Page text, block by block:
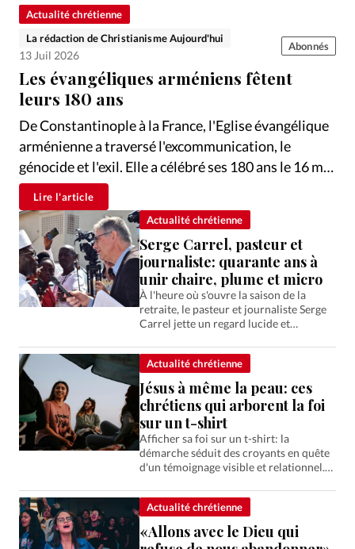
Devise:
CHF
RUBRIQUES
Tous les articles
Actualité chrétienne
Actualité internationale
Dossier
Eglises Foi Génération réveil
Monde
Opinions
Publireportage
Relations Aujourd'hui
Société
Tour du monde des Eglises
Trait d'Ixène
Vécu
Vie Intérieure
Actualité chrétienne
La rédaction de Christianisme Aujourd'hui
13 Juil 2026
Abonnés
Les évangéliques arméniens fêtent
leurs 180 ans
De Constantinople à la France, l'Eglise évangélique
arménienne a traversé l'excommunication, le
génocide et l'exil. Elle a célébré ses 180 ans le 16 mai
en région parisienne.
Lire l'article
Actualité chrétienne
Serge Carrel, pasteur et
journaliste: quarante ans à
unir chaire, plume et micro
À l'heure où s'ouvre la saison de la
retraite, le pasteur et journaliste Serge
Carrel jette un regard lucide et
d'engagements. Portrait.
Actualité chrétienne
Jésus à même la peau: ces
chrétiens qui arborent la foi
sur un t-shirt
Afficher sa foi sur un t-shirt: la
démarche séduit des croyants en quête
d'un témoignage visible et relationnel.
même le corps.
Actualité chrétienne
«Allons avec le Dieu qui